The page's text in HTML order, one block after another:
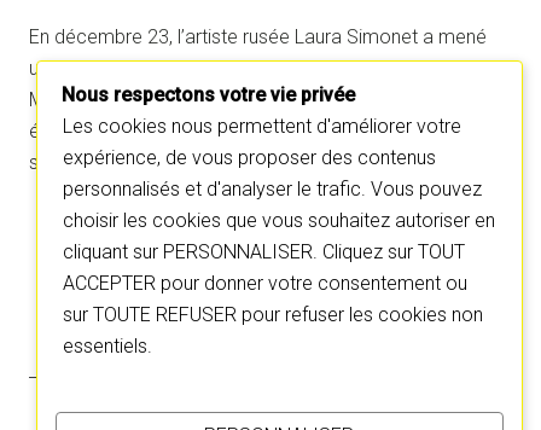
En décembre 23, l’artiste rusée Laura Simonet a mené
une semaine d’atelier auprès des lycéens partenaires du
Manège de Reims, où FAIRE SOI.E avait précédemment
été joué pour travailler autour des thématiques du
spectacle.
Nous respectons votre vie privée
Les cookies nous permettent d'améliorer votre
expérience, de vous proposer des contenus
personnalisés et d'analyser le trafic. Vous pouvez
choisir les cookies que vous souhaitez autoriser en
cliquant sur PERSONNALISER. Cliquez sur TOUT
ACCEPTER pour donner votre consentement ou
sur TOUTE REFUSER pour refuser les cookies non
essentiels.